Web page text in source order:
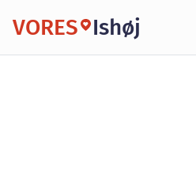
VORES Ishøj